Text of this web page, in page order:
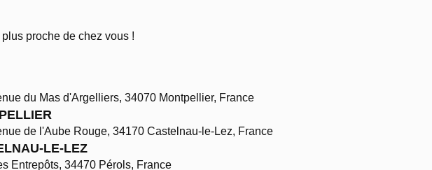
proche de chez vous !
du Mas d'Argelliers, 34070 Montpellier, France
de l'Aube Rouge, 34170 Castelnau-le-Lez, France
LE-LEZ
Entrepôts, 34470 Pérols, France